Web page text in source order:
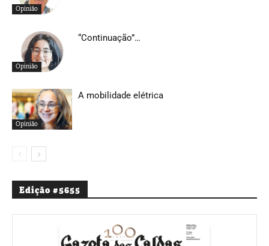
Opinião
Opinião
“Continuação”…
Opinião
A mobilidade elétrica
Edição #5655